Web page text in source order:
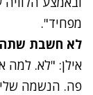
מפחיד".
לא חשבת
אילן: "לא. למה
פה. הנשמה